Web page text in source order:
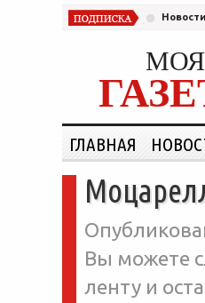
Новости
МОЯ
ГЛАВНАЯ
Вы можете
ленту и